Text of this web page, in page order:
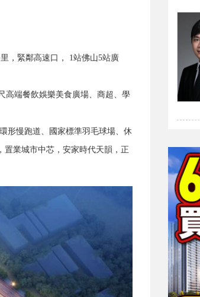
，緊鄰高速口， 1站佛山5站廣
高端餐飲娛樂美食廣場、商超、學
形慢跑道、國家標準羽毛球場、休
置業城市中芯，安家時代天韻，正